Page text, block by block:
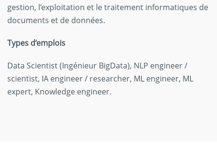
gestion, l’exploitation et le traitement informatiques de
documents et de données.
Types d’emplois
Data Scientist (Ingénieur BigData), NLP engineer /
scientist, IA engineer / researcher, ML engineer, ML
expert, Knowledge engineer.